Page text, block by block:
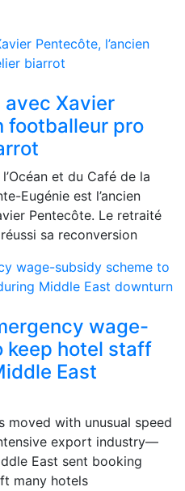
Xavier
footballeur pro
et du Café de la
Eugénie est l’ancien
Pentecôte. Le retraité
sa reconversion
wage-
keep hotel staff
East
moved with unusual speed
export industry—
East sent booking
many hotels